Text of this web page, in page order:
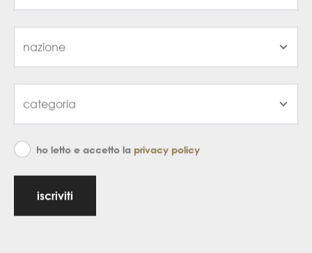
ho letto e accetto la privacy policy
iscriviti